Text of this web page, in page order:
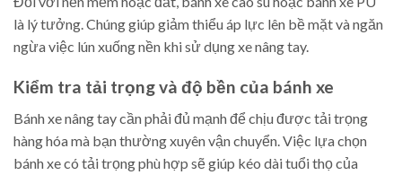
là lý tưởng. Chúng giúp giảm thiểu áp lực lên bề mặt và ngăn
ngừa việc lún xuống nền khi sử dụng xe nâng tay.
Kiểm tra tải trọng và độ bền của bánh xe
Bánh xe nâng tay cần phải đủ mạnh để chịu được tải trọng
hàng hóa mà bạn thường xuyên vận chuyển. Việc lựa chọn
bánh xe có tải trọng phù hợp sẽ giúp kéo dài tuổi thọ của